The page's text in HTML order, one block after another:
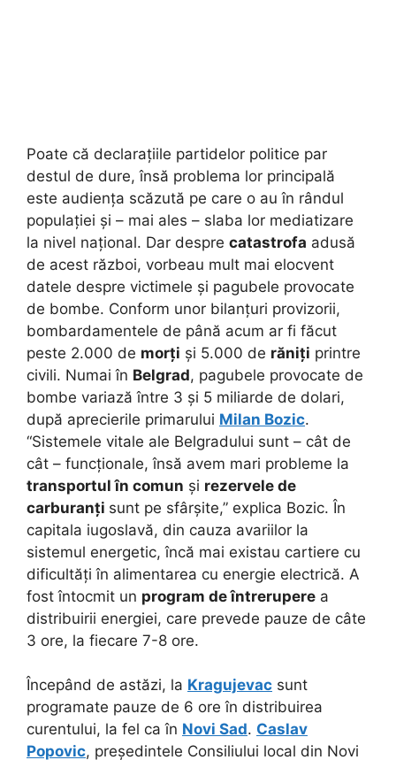
Poate că declarațiile partidelor politice par
destul de dure, însă problema lor principală
este audiența scăzută pe care o au în rândul
populației și – mai ales – slaba lor mediatizare
la nivel național. Dar despre catastrofa adusă
de acest război, vorbeau mult mai elocvent
datele despre victimele și pagubele provocate
de bombe. Conform unor bilanțuri provizorii,
bombardamentele de până acum ar fi făcut
peste 2.000 de morți și 5.000 de răniți printre
civili. Numai în Belgrad, pagubele provocate de
bombe variază între 3 și 5 miliarde de dolari,
după aprecierile primarului Milan Bozic.
“Sistemele vitale ale Belgradului sunt – cât de
cât – funcționale, însă avem mari probleme la
transportul în comun și rezervele de
carburanți sunt pe sfârșite,” explica Bozic. În
capitala iugoslavă, din cauza avariilor la
sistemul energetic, încă mai existau cartiere cu
dificultăți în alimentarea cu energie electrică. A
fost întocmit un program de întrerupere a
distribuirii energiei, care prevede pauze de câte
3 ore, la fiecare 7-8 ore.
Începând de astăzi, la Kragujevac sunt
programate pauze de 6 ore în distribuirea
curentului, la fel ca în Novi Sad. Caslav
Popovic, președintele Consiliului local din Novi